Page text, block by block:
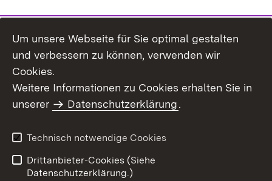
Benutzungshinweise
Erklärung zur
Um unsere Webseite für Sie optimal gestalten
und verbessern zu können, verwenden wir
Cookies.
Weitere Informationen zu Cookies erhalten Sie in
unserer
Datenschutzerklärung.
Technisch notwendige Cookies
Drittanbieter-Cookies (Siehe
Datenschutzerklärung.)